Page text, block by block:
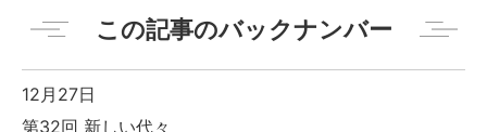
この記事のバックナンバー
12月27日
第32回 新しい代々